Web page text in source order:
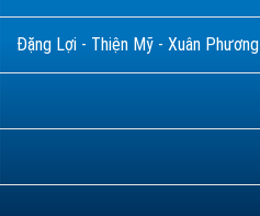
Đặng Lợi - Thiện Mỹ - Xuân Phương